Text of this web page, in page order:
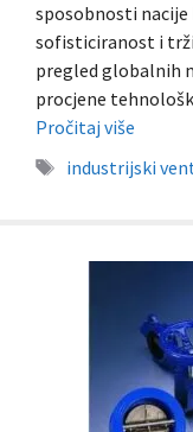
sposobnosti
sofisticiranost i
pregled globalnih
procjene
Pročitaj više
Oznake
industrijski